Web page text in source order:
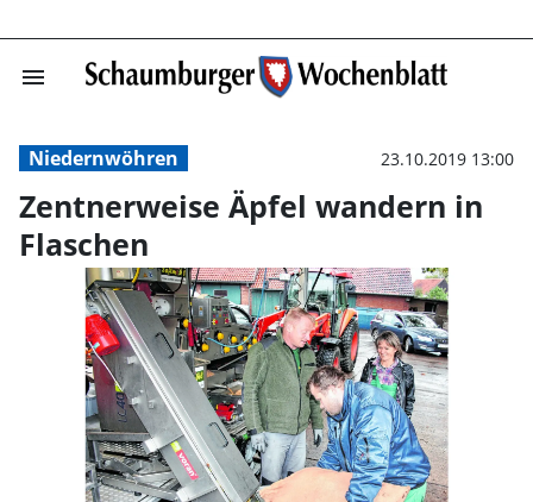
menu Zentnerweise
Niedernwöhren 23.10.2019 13:00
Zentnerweise Äpfel wandern in
Flaschen